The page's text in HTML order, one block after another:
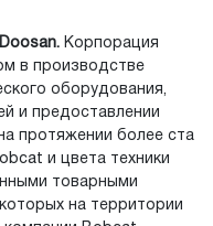
Корпорация
в производстве
оборудования,
и предоставлении
протяжении более ста
и цвета техники
товарными
на территории